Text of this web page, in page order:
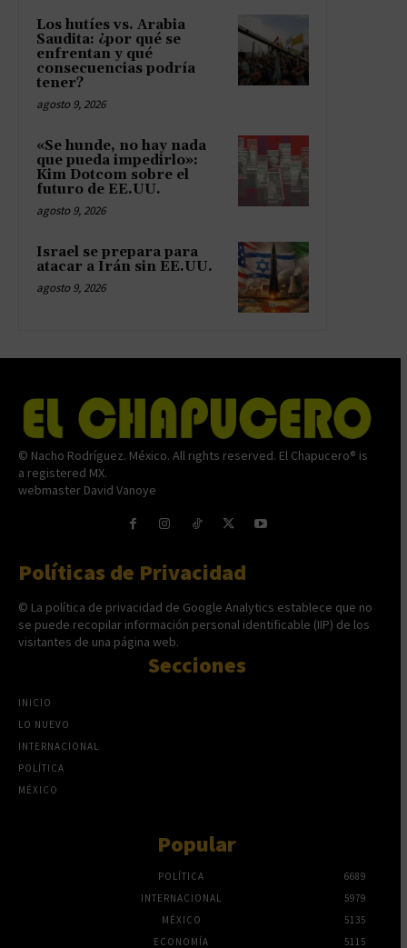
Los hutíes vs. Arabia
Saudita: ¿por qué se
enfrentan y qué
consecuencias podría
tener?
agosto 9, 2026
«Se hunde, no hay nada
que pueda impedirlo»:
Kim Dotcom sobre el
futuro de EE.UU.
agosto 9, 2026
Israel se prepara para
atacar a Irán sin EE.UU.
agosto 9, 2026
© Nacho Rodríguez. México. All rights reserved. El Chapucero® is
a registered MX.
webmaster David Vanoye
Políticas de Privacidad
© La política de privacidad de Google Analytics establece que no
se puede recopilar información personal identificable (IIP) de los
visitantes de una página web.
Secciones
INICIO
LO NUEVO
INTERNACIONAL
POLÍTICA
MÉXICO
Popular
POLÍTICA
6689
INTERNACIONAL
5979
MÉXICO
5135
ECONOMÍA
5115